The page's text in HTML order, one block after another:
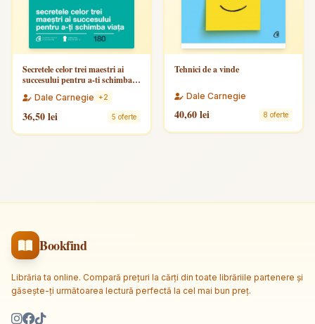
Secretele celor trei maestri ai
succesului pentru a-ti schimba
Dale Carnegie +2
36,50 lei 5 oferte
Tehnici de a vinde
Dale Carnegie
40,60 lei 8 oferte
Bookfind
Librăria ta online. Compară prețuri la cărți din toate librăriile partenere și
găsește-ți următoarea lectură perfectă la cel mai bun preț.